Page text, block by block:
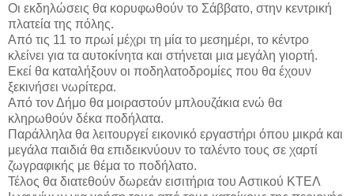
Οι εκδηλώσεις θα κορυφωθούν το Σάββατο, στην κεντρική
πλατεία της πόλης.
Από τις 11 το πρωί μέχρι τη μία το μεσημέρι, το κέντρο
κλείνει για τα αυτοκίνητα και στήνεται μια μεγάλη γιορτή.
Εκεί θα καταλήξουν οι ποδηλατοδρομίες που θα έχουν
ξεκινήσει νωρίτερα.
Από τον Δήμο θα μοιραστούν μπλουζάκια ενώ θα
κληρωθούν δέκα ποδήλατα.
Παράλληλα θα λειτουργεί εικονικό εργαστήρι όπου μικρά και
μεγάλα παιδιά θα επιδεικνύουν το ταλέντο τους σε χαρτί
ζωγραφικής με θέμα το ποδήλατο.
Τέλος θα διατεθούν δωρεάν εισιτήρια του Αστικού ΚΤΕΛ